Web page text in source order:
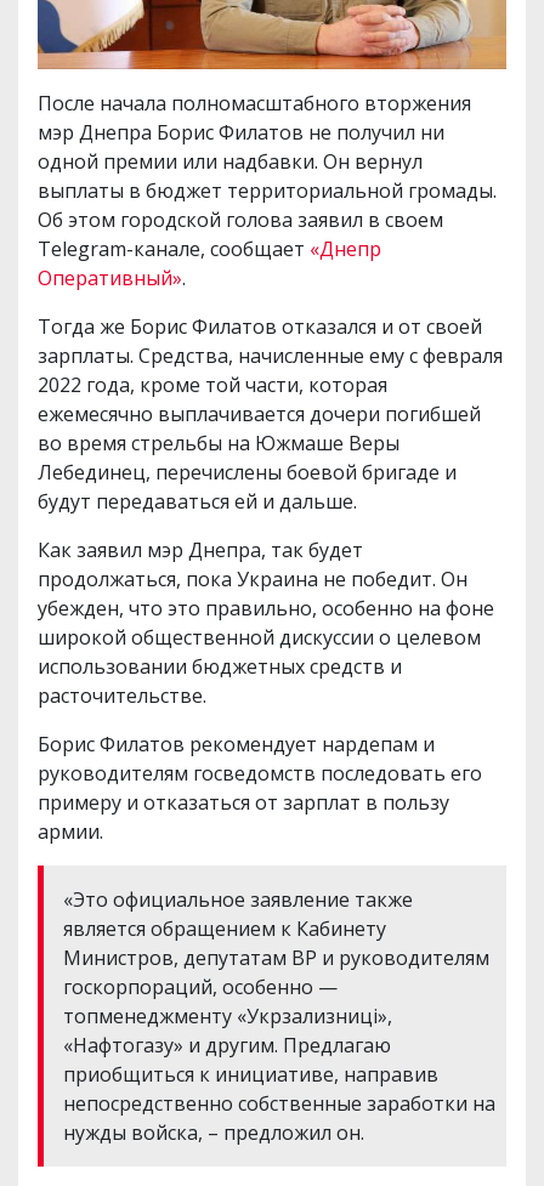
После начала полномасштабного вторжения
мэр Днепра Борис Филатов не получил ни
одной премии или надбавки. Он вернул
выплаты в бюджет территориальной громады.
Об этом городской голова заявил в своем
Telegram-канале, сообщает «Днепр
Оперативный».
Тогда же Борис Филатов отказался и от своей
зарплаты. Средства, начисленные ему с февраля
2022 года, кроме той части, которая
ежемесячно выплачивается дочери погибшей
во время стрельбы на Южмаше Веры
Лебединец, перечислены боевой бригаде и
будут передаваться ей и дальше.
Как заявил мэр Днепра, так будет
продолжаться, пока Украина не победит. Он
убежден, что это правильно, особенно на фоне
широкой общественной дискуссии о целевом
использовании бюджетных средств и
расточительстве.
Борис Филатов рекомендует нардепам и
руководителям госведомств последовать его
примеру и отказаться от зарплат в пользу
армии.
«Это официальное заявление также
является обращением к Кабинету
Министров, депутатам ВР и руководителям
госкорпораций, особенно —
топменеджменту «Укрзализниці»,
«Нафтогазу» и другим. Предлагаю
приобщиться к инициативе, направив
непосредственно собственные заработки на
нужды войска, – предложил он.